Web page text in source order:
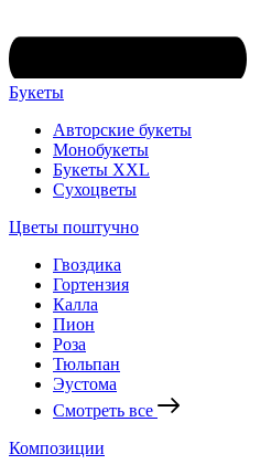
Букеты
Авторские букеты
Монобукеты
Букеты XXL
Сухоцветы
Цветы поштучно
Гвоздика
Гортензия
Калла
Пион
Роза
Тюльпан
Эустома
Смотреть все
Композиции